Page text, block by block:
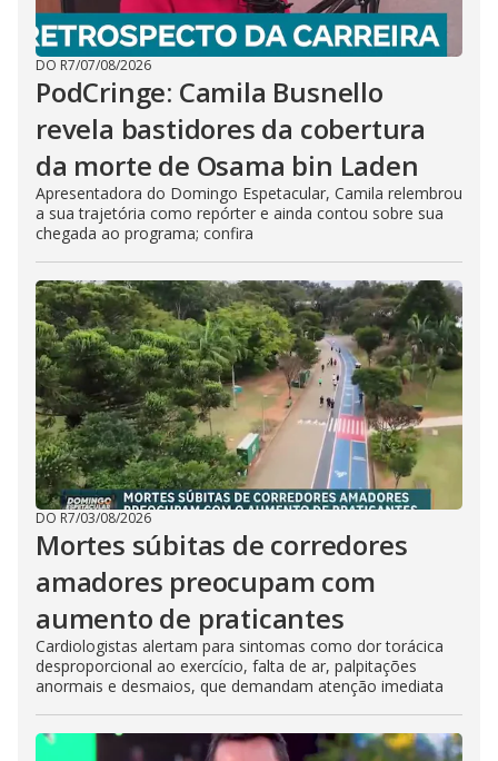
DO R7/07/08/2026
PodCringe: Camila Busnello
revela bastidores da cobertura
da morte de Osama bin Laden
Apresentadora do Domingo Espetacular, Camila relembrou
a sua trajetória como repórter e ainda contou sobre sua
chegada ao programa; confira
DO R7/03/08/2026
Mortes súbitas de corredores
amadores preocupam com
aumento de praticantes
Cardiologistas alertam para sintomas como dor torácica
desproporcional ao exercício, falta de ar, palpitações
anormais e desmaios, que demandam atenção imediata